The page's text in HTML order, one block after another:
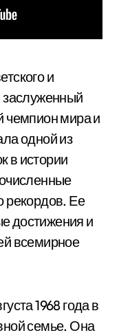
и
заслуженный
чемпион мира и
одной из
в истории
рекордов. Ее
достижения и
всемирное
1968 года в
семье. Она